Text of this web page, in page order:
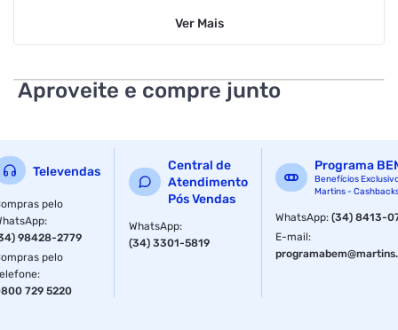
Ver Mais
Aproveite e compre junto
Televendas
pelo
:
98428-2779
pelo
:
729 5220
Central de
Atendimento
Pós Vendas
WhatsApp:
(34) 3301-5819
Programa
Benefícios
Martins -
WhatsApp:(34) 8413-
E-mail: